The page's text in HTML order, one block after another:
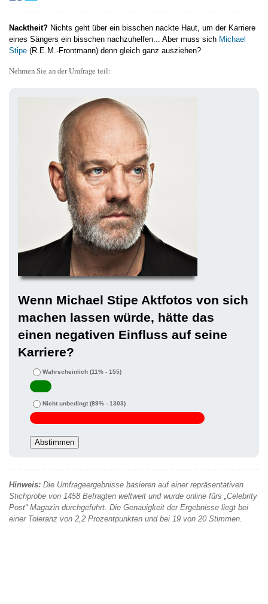
Nacktheit? Nichts geht über ein bisschen nackte Haut, um der Karriere
eines Sängers ein bisschen nachzuhelfen... Aber muss sich Michael
Stipe (R.E.M.-Frontmann) denn gleich ganz ausziehen?
Nehmen Sie an der Umfrage teil:
Wenn Michael Stipe Aktfotos von sich
machen lassen würde, hätte das
einen negativen Einfluss auf seine
Karriere?
Wahrscheinlich (11% - 155)
Nicht unbedingt(89% - 1303)
Hinweis: Die Umfrageergebnisse basieren auf einer repräsentativen
Stichprobe von 1458 Befragten weltweit und wurde online fürs „Celebrity
Post“ Magazin durchgeführt. Die Genauigkeit der Ergebnisse liegt bei
einer Toleranz von 2,2 Prozentpunkten und bei 19 von 20 Stimmen.